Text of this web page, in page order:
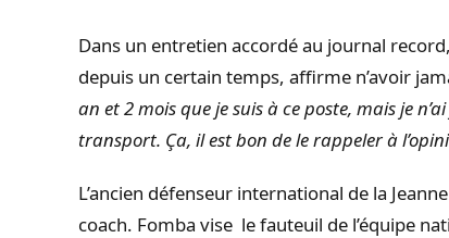
Dans un entretien accordé au journal
depuis un certain temps, affirme n’avoir
an et 2 mois que je suis à ce poste, mais je
transport. Ça, il est bon de le rappeler à
L’ancien défenseur international de la
coach. Fomba vise le fauteuil de l’équipe